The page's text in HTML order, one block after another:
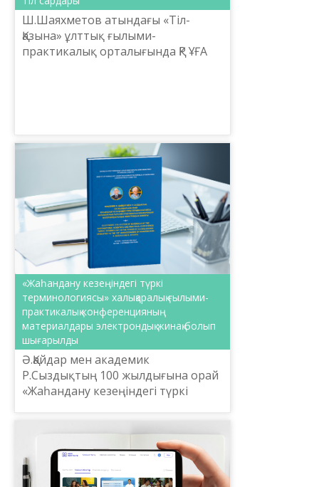
Ш.Шаяхметов атындағы «Тіл-
Қазына» ұлттық ғылыми-
практикалық орталығында ҚР ҰҒА
«Жаһандану кезеңіндегі түркі
терминологиясы» халықаралық ғылыми-
практикалық конференцияның
материалдары электрондық жинақ болып
шығарылды
Ә.Қайдар мен академик
Р.Сыздықтың 100 жылдығына орай
«Жаһандану кезеңіндегі түркі
халықаралық ғылыми-практикалық
конференция материалдарының
электрондық ж...